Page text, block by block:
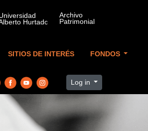
SITIOS DE INTERÉS FONDOS
Log in